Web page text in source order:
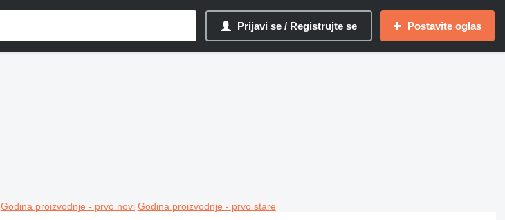
Prijavi se / Registrujte se Postavite oglas
Godina proizvodnje - prvo novi Godina proizvodnje - prvo stare